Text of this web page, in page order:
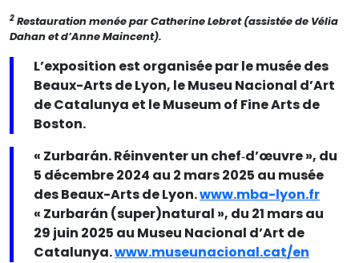
2 Restauration menéepar Catherine Lebret (assistée de Vélia
Dahan et d’Anne Maincent).
L’exposition est organisée par le musée des
Beaux-Arts de Lyon, le Museu Nacional d’Art
de Catalunya et le Museum of Fine Arts de
Boston.
« Zurbarán. Réinventer un chef‑d’œuvre », du
5 décembre 2024 au 2 mars 2025 au musée
des Beaux-Arts de Lyon.www.mba-lyon.fr
« Zurbarán (super)natural », du 21 mars au
29 juin 2025 au Museu Nacional d’Art de
Catalunya.www.museunacional.cat/en